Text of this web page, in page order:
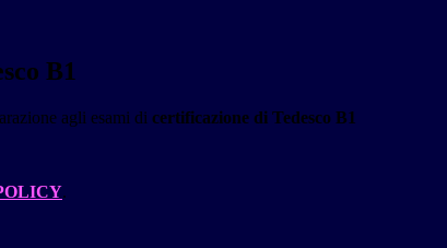
B1
agli esami di certificazione di Tedesco B1
.